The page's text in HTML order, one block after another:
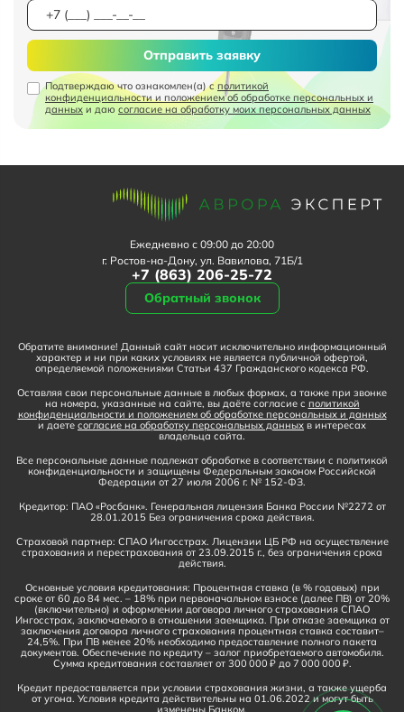
Подтверждаю что ознакомлен(а) сполитикой
конфиденциальности и положением об обработке персональных и
данных и даю согласие на обработку моих персональных данных
Отправить заявку
Ежедневно с 09:00 до 20:00
г. Ростов-на-Дону, ул. Вавилова, 71Б/1
+7 (863) 206-25-72
Обратный звонок
Обратите внимание! Данный сайт носит исключительно информационный
характер и ни при каких условиях не является публичной офертой,
определяемой положениями Статьи 437 Гражданского кодекса РФ.
Оставляя свои персональные данные в любых формах, а также при звонке
на номера, указанные на сайте, вы даёте согласие с политикой
конфиденциальности и положением об обработке персональных и данных
и даете согласие на обработку персональных данных в интересах
владельца сайта.
Все персональные данные подлежат обработке в соответствии с политикой
конфиденциальности и защищены Федеральным законом Российской
Федерации от 27 июля 2006 г. № 152-ФЗ.
Кредитор: ПАО «Росбанк». Генеральная лицензия Банка России №2272 от
28.01.2015 Без ограничения срока действия.
Страховой партнер: СПАО Ингосстрах. Лицензии ЦБ РФ на осуществление
страхования и перестрахования от 23.09.2015 г., без ограничения срока
действия.
Основные условия кредитования: Процентная ставка (в % годовых) при
сроке от 60 до 84 мес. – 18% при первоначальном взносе (далее ПВ) от 20%
(включительно) и оформлении договора личного страхования СПАО
Ингосстрах, заключаемого в отношении заемщика. При отказе заемщика от
заключения договора личного страхования процентная ставка составит–
24,5%. При ПВ менее 20% необходимо предоставление полного пакета
документов. Обеспечение по кредиту – залог приобретаемого автомобиля.
Сумма кредитования составляет от 300 000 ₽ до 7 000 000 ₽.
Кредит предоставляется при условии страхования жизни, а также ущерба
от угона. Условия кредита действительны на 01.06.2022 и могут быть